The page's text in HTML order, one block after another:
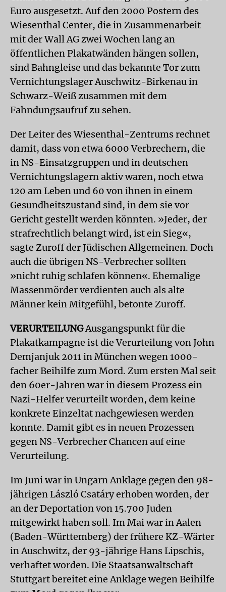
Euro ausgesetzt. Auf den 2000 Postern des
Wiesenthal Center, die in Zusammenarbeit
mit der Wall AG zwei Wochen lang an
öffentlichen Plakatwänden hängen sollen,
sind Bahngleise und das bekannte Tor zum
Vernichtungslager Auschwitz-Birkenau in
Schwarz-Weiß zusammen mit dem
Fahndungsaufruf zu sehen.
Der Leiter des Wiesenthal-Zentrums rechnet
damit, dass von etwa 6000 Verbrechern, die
in NS-Einsatzgruppen und in deutschen
Vernichtungslagern aktiv waren, noch etwa
120 am Leben und 60 von ihnen in einem
Gesundheitszustand sind, in dem sie vor
Gericht gestellt werden könnten. »Jeder, der
strafrechtlich belangt wird, ist ein Sieg«,
sagte Zuroff der Jüdischen Allgemeinen. Doch
auch die übrigen NS-Verbrecher sollten
»nicht ruhig schlafen können«. Ehemalige
Massenmörder verdienten auch als alte
Männer kein Mitgefühl, betonte Zuroff.
VERURTEILUNGAusgangspunkt für die
Plakatkampagne ist die Verurteilung von John
Demjanjuk 2011 in München wegen 1000-
facher Beihilfe zum Mord. Zum ersten Mal seit
den 60er-Jahren war in diesem Prozess ein
Nazi-Helfer verurteilt worden, dem keine
konkrete Einzeltat nachgewiesen werden
konnte. Damit gibt es in neuen Prozessen
gegen NS-Verbrecher Chancen auf eine
Verurteilung.
Im Juni war in Ungarn Anklage gegen den 98-
jährigen László Csatáry erhoben worden, der
an der Deportation von 15.700 Juden
mitgewirkt haben soll. Im Mai war in Aalen
(Baden-Württemberg) der frühere KZ-Wärter
in Auschwitz, der 93-jährige Hans Lipschis,
verhaftet worden. Die Staatsanwaltschaft
Stuttgart bereitet eine Anklage wegen Beihilfe